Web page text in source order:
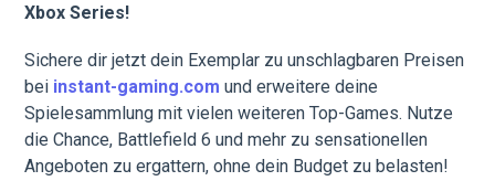
Xbox Series!
Sichere dir jetzt dein Exemplar zu unschlagbaren Preisen
bei instant-gaming.com und erweitere deine
Spielesammlung mit vielen weiteren Top-Games. Nutze
die Chance, Battlefield 6 und mehr zu sensationellen
Angeboten zu ergattern, ohne dein Budget zu belasten!